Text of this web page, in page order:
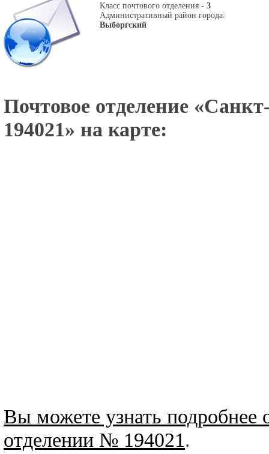
Класс почтового отделения - 3
Административный район города:
Выборгский
Почтовое отделение «
194021» на карте:
Вы можете узнать подробнее
отделении № 194021.